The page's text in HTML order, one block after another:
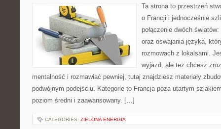
Ta strona to przestrzeń
o Francji i jednocześnie
połączenie dwóch
oraz oswajania języka,
rozmowach z lokalsami.
wyjazd, ale też chcesz
mentalność i rozmawiać pewniej, tutaj znajdziesz materiały
podwójnym podejściu. Kategorie to Francja poza utartym
poziom średni i zaawansowany. […]
CATEGORIES: ZIELONA ENERGIA